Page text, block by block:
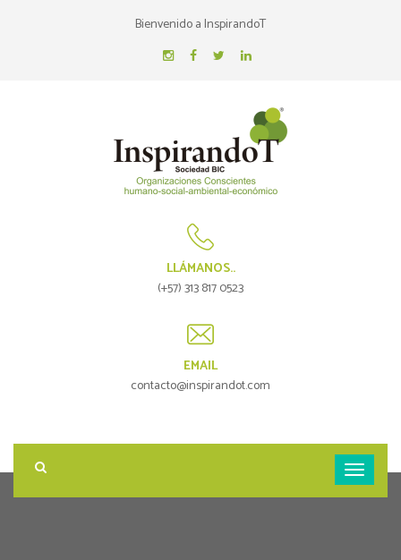
Bienvenido a InspirandoT
LLÁMANOS..
(+57) 313 817 0523
EMAIL
contacto@inspirandot.com